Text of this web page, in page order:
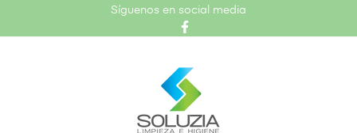
Síguenos en social media
Facebook